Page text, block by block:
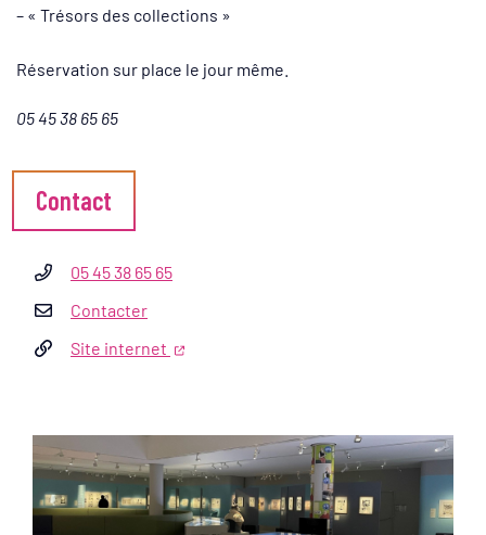
– « Trésors des collections »
Réservation sur place le jour même.
05 45 38 65 65
Informations complémentaires
Contact
05 45 38 65 65
Contacter
Site internet